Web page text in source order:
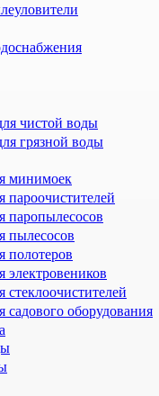
чистой воды
грязной воды
минимоек
пароочистителей
паропылесосов
пылесосов
полотеров
электровеников
стеклоочистителей
садового оборудования